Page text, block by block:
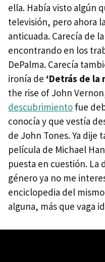
ella. Había visto algún
televisión, pero ahora
anticuada. Carecía de
encontrando en los
DePalma. Carecía
ironía de ‘Detrás de la
the rise of John
descubrimiento fue
conocía y que vestía
de John Tones. Ya dije
película de Michael
puesta en cuestión. La
género ya no me
enciclopedia del
alguna, más que vaga